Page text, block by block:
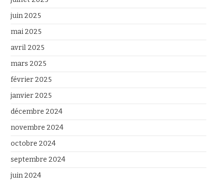
juin 2025
mai 2025
avril 2025
mars 2025
février 2025
janvier 2025
décembre 2024
novembre 2024
octobre 2024
septembre 2024
juin 2024